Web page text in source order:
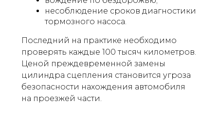
несоблюдение сроков диагностики
тормозного насоса.
Последний на практике необходимо
проверять каждые 100 тысяч километров.
Ценой преждевременной замены
цилиндра сцепления становится угроза
безопасности нахождения автомобиля
на проезжей части.